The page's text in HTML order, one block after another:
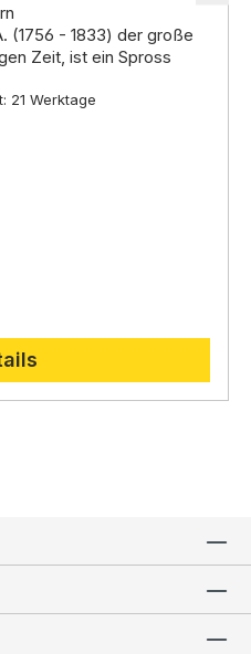
(1756 - 1833) der große
Zeit, ist ein Spross
21 Werktage